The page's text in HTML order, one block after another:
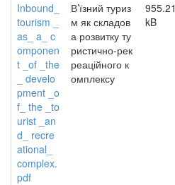
Inbound_
tourism _
as_ a_ c
omponen
t _of _the
_ develo
pment _o
f_ the _to
urist _an
d_ recre
ational_
complex.
pdf
В’їзний туриз
м як складов
а розвитку ту
ристично-рек
реаційного к
омплексу
955.21
kB